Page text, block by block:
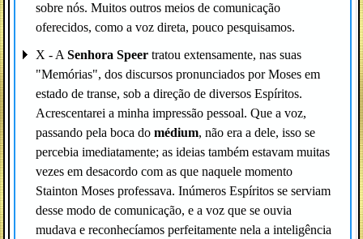
sobre nós. Muitos outros meios de comunicação
oferecidos, como a voz direta, pouco pesquisamos.
X - A Senhora Speer tratou extensamente, nas suas
"Memórias", dos discursos pronunciados por Moses em
estado de transe, sob a direção de diversos Espíritos.
Acrescentarei a minha impressão pessoal. Que a voz,
passando pela boca do médium, não era a dele, isso se
percebia imediatamente; as ideias também estavam muitas
vezes em desacordo com as que naquele momento
Stainton Moses professava. Inúmeros Espíritos se serviam
desse modo de comunicação, e a voz que se ouvia
mudava e reconhecíamos perfeitamente nela a inteligência